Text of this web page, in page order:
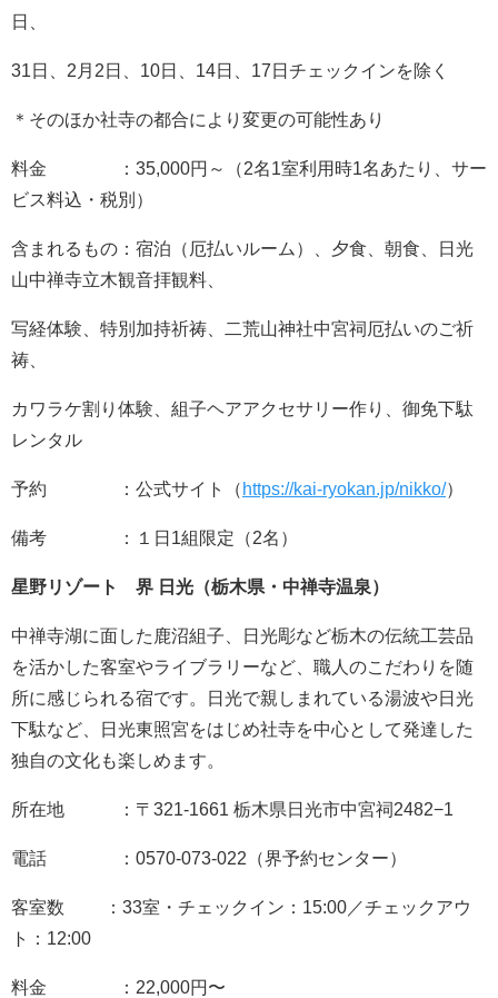
日、
31日、2月2日、10日、14日、17日チェックインを除く
＊そのほか社寺の都合により変更の可能性あり
料金 ：35,000円～（2名1室利用時1名あたり、サー
ビス料込・税別）
含まれるもの：宿泊（厄払いルーム）、夕食、朝食、日光
山中禅寺立木観音拝観料、
写経体験、特別加持祈祷、二荒山神社中宮祠厄払いのご祈
祷、
カワラケ割り体験、組子ヘアアクセサリー作り、御免下駄
レンタル
予約 ：公式サイト（ https://kai-ryokan.jp/nikko/）
備考 ：１日1組限定（2名）
星野リゾート 界 日光（栃木県・中禅寺温泉）
中禅寺湖に面した鹿沼組子、日光彫など栃木の伝統工芸品
を活かした客室やライブラリーなど、職人のこだわりを随
所に感じられる宿です。日光で親しまれている湯波や日光
下駄など、日光東照宮をはじめ社寺を中心として発達した
独自の文化も楽しめます。
所在地 ：〒321-1661 栃木県日光市中宮祠2482−1
電話 ：0570-073-022（界予約センター）
客室数 ：33室・チェックイン：15:00／チェックアウ
ト：12:00
料金 ：22,000円〜